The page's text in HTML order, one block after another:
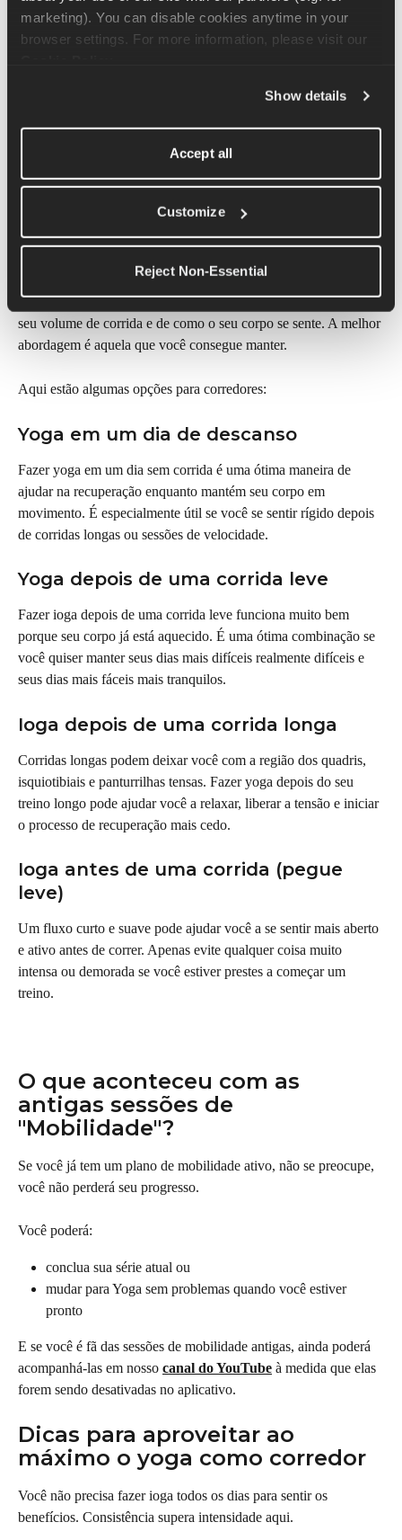
marketing). You can disable cookies anytime in your
Show details
Accept all
Customize
Reject Non-Essential
sem sobrecarregar suas articulações. É um ótimo complemento
durante semanas de alta quilometragem ou quando você está se
Respiração e Reinício Mental
Yoga é uma oportunidade para desacelerar e recarregar as
energias. O treinamento de respiração pode ajudar você a
controlar o estresse, melhorar o foco e trazer calma para os
Quando os corredores devem
praticar Yoga?
Não existe um dia "perfeito", isso depende da sua agenda, do
seu volume de corrida e de como o seu corpo se sente. A melhor
abordagem é aquela que você consegue manter.
Aqui estão algumas opções para corredores:
Yoga em um dia de descanso
Fazer yoga em um dia sem corrida é uma ótima maneira de
ajudar na recuperação enquanto mantém seu corpo em
movimento. É especialmente útil se você se sentir rígido depois
de corridas longas ou sessões de velocidade.
Yoga depois de uma corrida leve
Fazer ioga depois de uma corrida leve funciona muito bem
porque seu corpo já está aquecido. É uma ótima combinação se
você quiser manter seus dias mais difíceis realmente difíceis e
seus dias mais fáceis mais tranquilos.
Ioga depois de uma corrida longa
Corridas longas podem deixar você com a região dos quadris,
isquiotibiais e panturrilhas tensas. Fazer yoga depois do seu
treino longo pode ajudar você a relaxar, liberar a tensão e iniciar
o processo de recuperação mais cedo.
Ioga antes de uma corrida (pegue
leve)
Um fluxo curto e suave pode ajudar você a se sentir mais aberto
e ativo antes de correr. Apenas evite qualquer coisa muito
intensa ou demorada se você estiver prestes a começar um
treino.
O que aconteceu com as
antigas sessões de
"Mobilidade"?
Se você já tem um plano de mobilidade ativo, não se preocupe,
você não perderá seu progresso.
Você poderá:
conclua sua série atual ou
mudar para Yoga sem problemas quando você estiver
pronto
E se você é fã das sessões de mobilidade antigas, ainda poderá
acompanhá-las em nosso canal do YouTube à medida que elas
forem sendo desativadas no aplicativo.
Dicas para aproveitar ao
máximo o yoga como corredor
Você não precisa fazer ioga todos os dias para sentir os
benefícios. Consistência supera intensidade aqui.